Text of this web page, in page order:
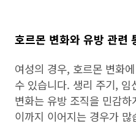
호르몬 변화와 유방 관련
여성의 경우, 호르몬 변화
수 있습니다. 생리 주기,
변화는 유방 조직을 민감
이까지 이어지는 경우가 많